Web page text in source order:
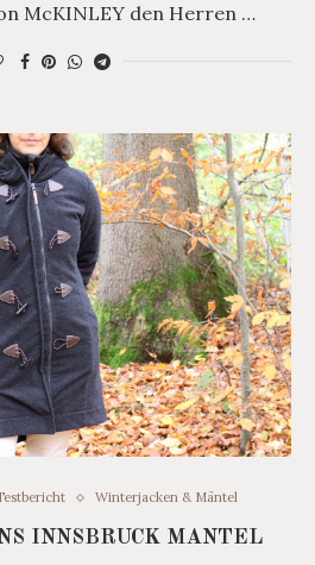
McKINLEY den Herren …
Winterjacken & Mäntel
INNSBRUCK MANTEL